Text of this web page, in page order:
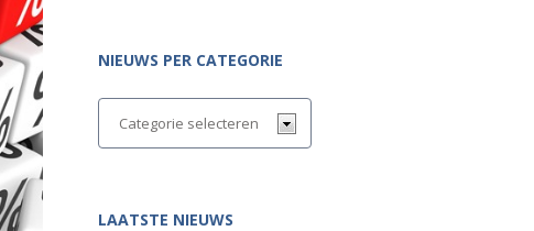
NIEUWS PER CATEGORIE
LAATSTE NIEUWS